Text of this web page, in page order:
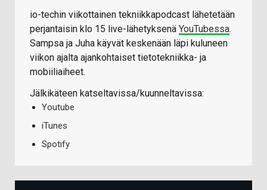
io-techin viikottainen tekniikkapodcast lähetetään
perjantaisin klo 15 live-lähetyksenä YouTubessa.
Sampsa ja Juha käyvät keskenään läpi kuluneen
viikon ajalta ajankohtaiset tietotekniikka- ja
mobiiliaiheet.
Jälkikäteen katseltavissa/kuunneltavissa:
Youtube
iTunes
Spotify